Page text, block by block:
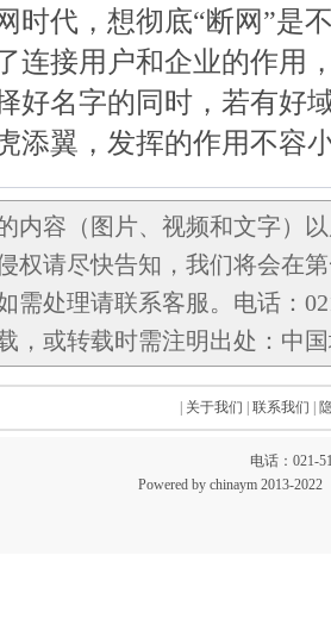
代，想彻底“断网”是
连接用户和企业的作用
好名字的同时，若有好
添翼，发挥的作用不容
内容（图片、视频和文字）
权请尽快告知，我们将会在
需处理请联系客服。电话：
，或转载时需注明出处：中国
关于我们 联系我们
电话：021-
Powered by chinaym 2013-